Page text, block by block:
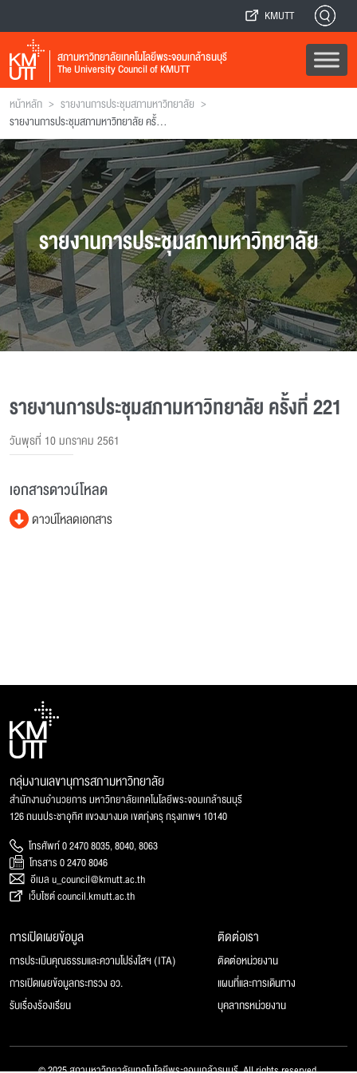
KMUTT
สภามหาวิทยาลัยเทคโนโลยีพระจอมเกล้าธนบุรี
The University Council of KMUTT
หน้าหลัก > รายงานการประชุมสภามหาวิทยาลัย >
รายงานการประชุมสภามหาวิทยาลัย ครั้งที่ 221
รายงานการประชุมสภามหาวิทยาลัย
รายงานการประชุมสภามหาวิทยาลัย ครั้งที่ 221
วันพุธที่ 10 มกราคม 2561
เอกสารดาวน์โหลด
ดาวน์โหลดเอกสาร
กลุ่มงานเลขานุการสภามหาวิทยาลัย
สำนักงานอำนวยการ มหาวิทยาลัยเทคโนโลยีพระจอมเกล้าธนบุรี
126 ถนนประชาอุทิศ แขวงบางมด เขตทุ่งครุ กรุงเทพฯ 10140
โทรศัพท์ 0 2470 8035, 8040, 8063
โทรสาร 0 2470 8046
อีเมล u_council@kmutt.ac.th
เว็บไซต์ council.kmutt.ac.th
การเปิดเผยข้อมูล
การประเมินคุณธรรมและความโปร่งใสฯ (ITA)
การเปิดเผยข้อมูลกระทรวง อว.
รับเรื่องร้องเรียน
ติดต่อเรา
ติดต่อหน่วยงาน
แผนที่และการเดินทาง
บุคลากรหน่วยงาน